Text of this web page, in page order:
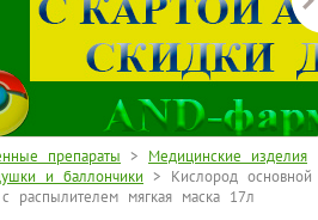
препараты > Медицинские изделия
и баллончики > Кислород основной
распылителем мягкая маска 17л